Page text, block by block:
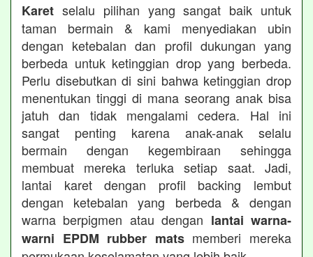
Karet selalu pilihan yang sangat baik untuk
taman bermain & kami menyediakan ubin
dengan ketebalan dan profil dukungan yang
berbeda untuk ketinggian drop yang berbeda.
Perlu disebutkan di sini bahwa ketinggian drop
menentukan tinggi di mana seorang anak bisa
jatuh dan tidak mengalami cedera. Hal ini
sangat penting karena anak-anak selalu
bermain dengan kegembiraan sehingga
membuat mereka terluka setiap saat. Jadi,
lantai karet dengan profil backing lembut
dengan ketebalan yang berbeda & dengan
warna berpigmen atau dengan lantai warna-
warni EPDM rubber matsmemberi mereka